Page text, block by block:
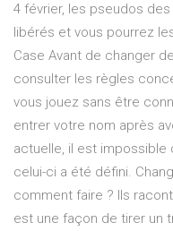
4 février, les pseudos
libérés et vous pourrez
Case Avant de changer
consulter les règles
vous jouez sans être
entrer votre nom après
actuelle, il est impossible
celui-ci a été défini.
comment faire ? Ils
est une façon de tirer un